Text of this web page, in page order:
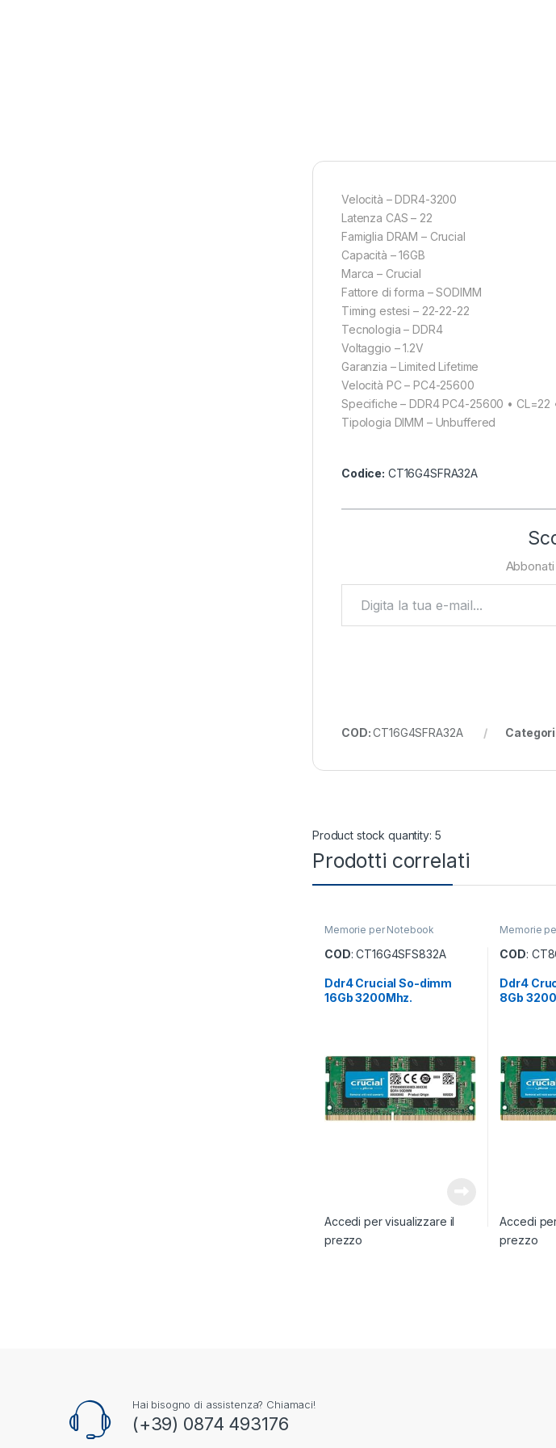
Velocità – DDR4-3200
Latenza CAS – 22
Famiglia DRAM – Crucial
Capacità – 16GB
Marca – Crucial
Fattore di forma – SODIMM
Timing estesi – 22-22-22
Tecnologia – DDR4
Voltaggio – 1.2V
Garanzia – Limited Lifetime
Velocità PC – PC4-25600
Specifiche – DDR4 PC4-25600 •
Tipologia DIMM – Unbuffered
Codice: CT16G4SFRA32A
COD:CT16G4SFRA32A
Product stock quantity: 5
Prodotti correlati
Memorie per Notebook
COD: CT16G4SFS832A
Ddr4 Crucial So-dimm
16Gb 3200Mhz.
Accedi per visualizzare il
prezzo
Memorie
COD:
Ddr4
8Gb
Accedi
prezzo
Hai bisogno di assistenza? Chiamaci!
(+39) 0874 493176